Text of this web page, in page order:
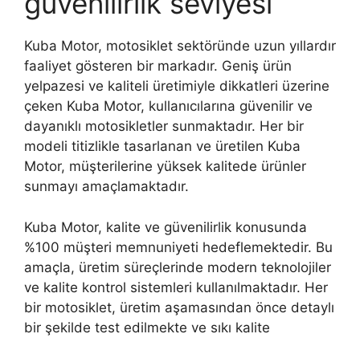
Kuba Motor, motosiklet sektöründe uzun yıllardır
faaliyet gösteren bir markadır. Geniş ürün
yelpazesi ve kaliteli üretimiyle dikkatleri üzerine
çeken Kuba Motor, kullanıcılarına güvenilir ve
dayanıklı motosikletler sunmaktadır. Her bir
modeli titizlikle tasarlanan ve üretilen Kuba
Motor, müşterilerine yüksek kalitede ürünler
sunmayı amaçlamaktadır.
Kuba Motor, kalite ve güvenilirlik konusunda
%100 müşteri memnuniyeti hedeflemektedir. Bu
amaçla, üretim süreçlerinde modern teknolojiler
ve kalite kontrol sistemleri kullanılmaktadır. Her
bir motosiklet, üretim aşamasından önce detaylı
bir şekilde test edilmekte ve sıkı kalite